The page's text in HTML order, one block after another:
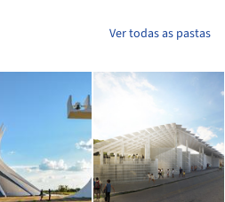
Ver todas as pastas